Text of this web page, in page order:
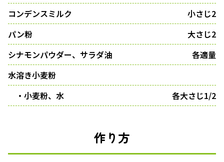
コンデンスミルク
小さじ2
パン粉
大さじ2
シナモンパウダー、サラダ油
各適量
水溶き小麦粉
・小麦粉、水
各大さじ1/2
作り方